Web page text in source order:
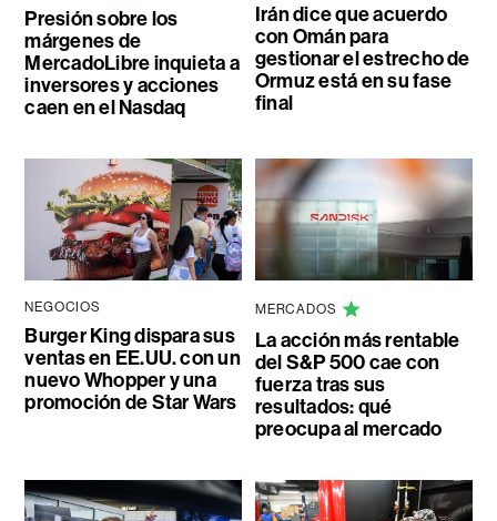
Presión sobre los
márgenes de
MercadoLibre inquieta a
inversores y acciones
caen en el Nasdaq
Irán dice que acuerdo
con Omán para
gestionar el estrecho de
Ormuz está en su fase
final
NEGOCIOS
Burger King dispara sus
ventas en EE.UU. con un
nuevo Whopper y una
promoción de Star Wars
MERCADOS
La acción más rentable
del S&P 500 cae con
fuerza tras sus
resultados: qué
preocupa al mercado